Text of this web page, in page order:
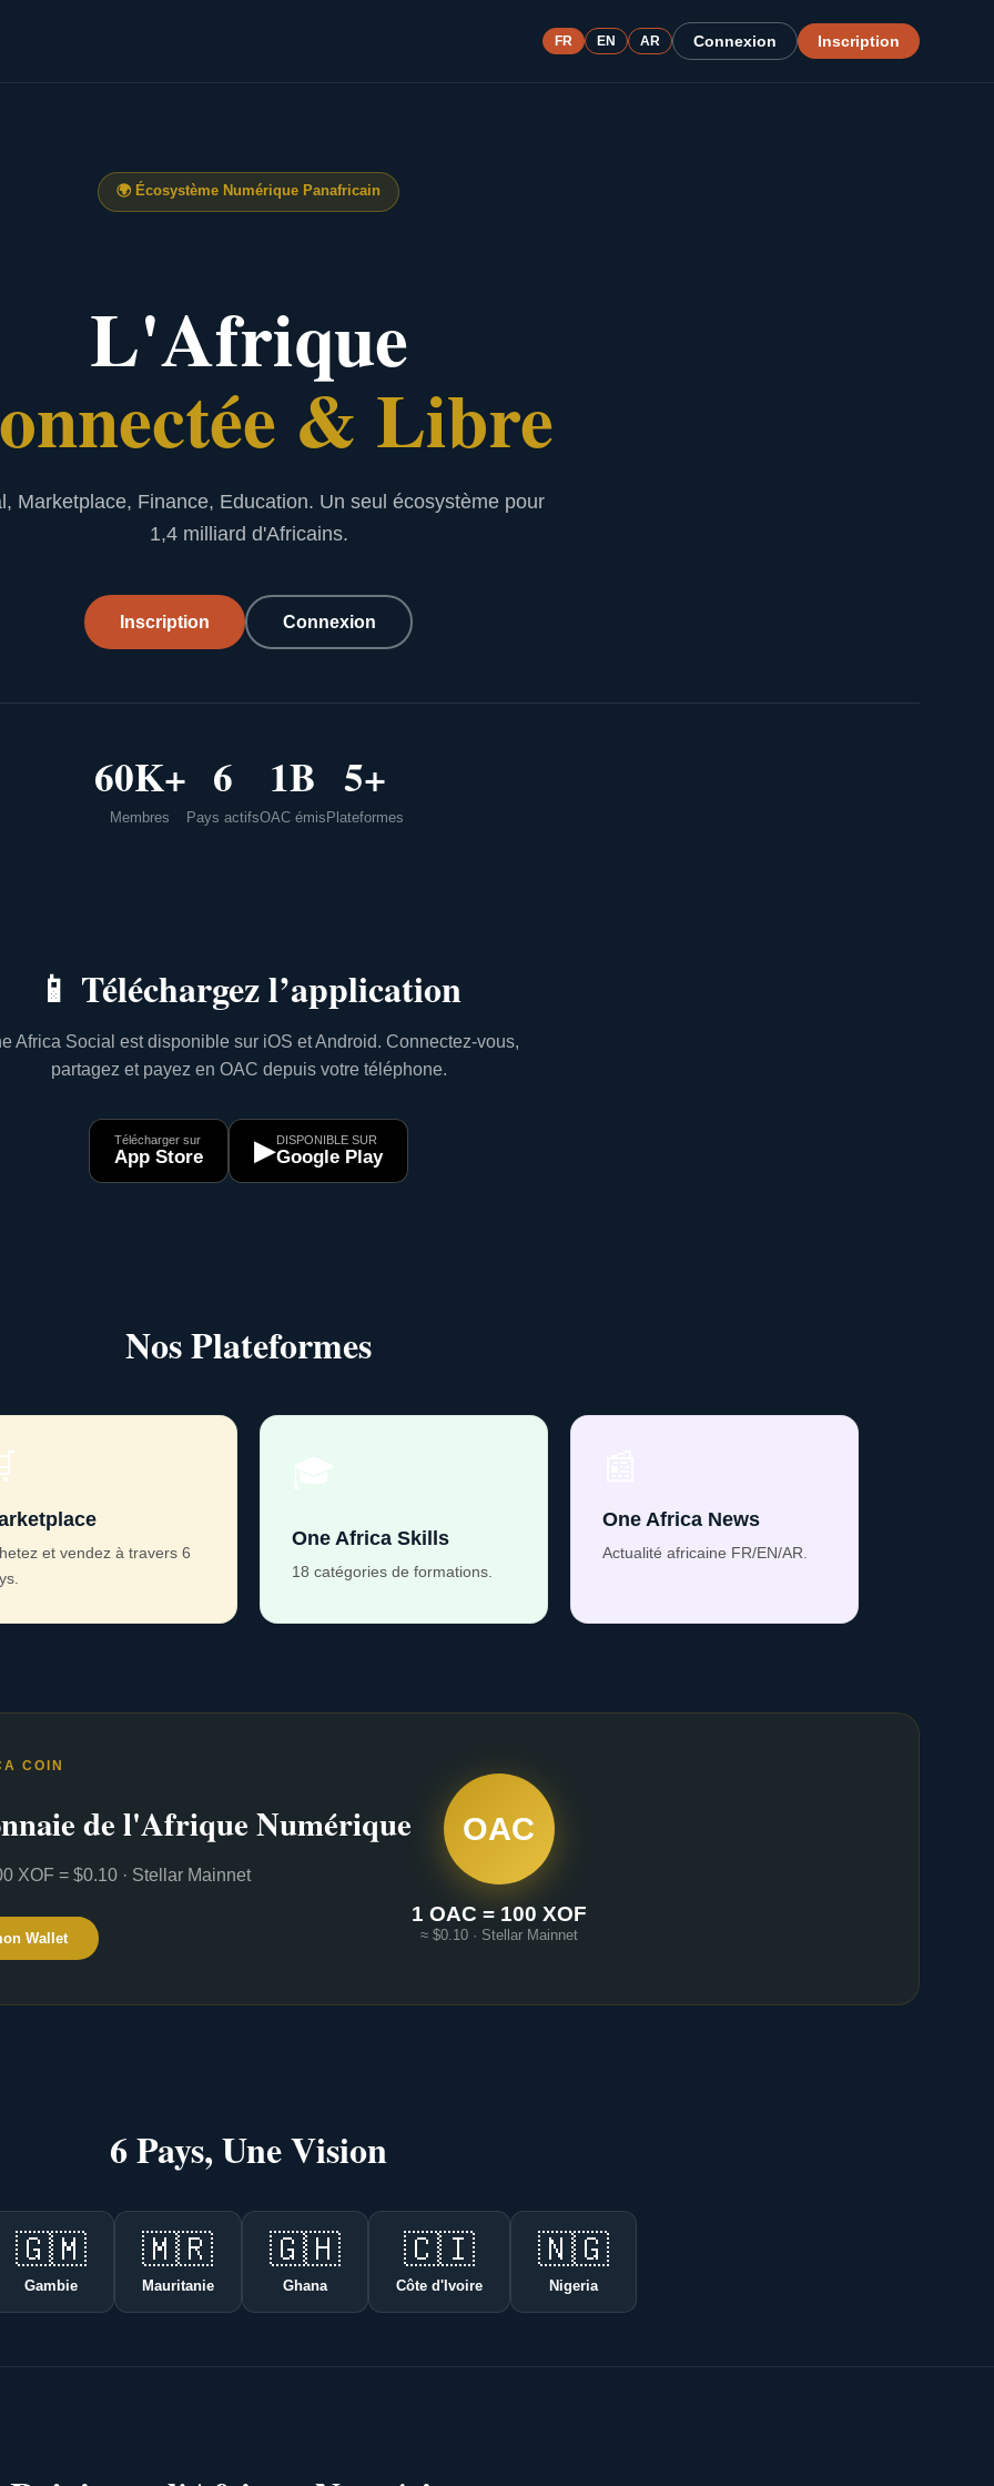
FR EN AR Connexion Inscription
🌍 Écosystème Numérique Panafricain
L'Afrique
& Libre
Marketplace, Finance, Education. Un seul écosystème pour
1,4 milliard d'Africains.
Inscription Connexion
60K+
Membres
6
Pays actifs
1B
OAC émis
5+
Plateformes
📱 Téléchargez l’application
Africa Social est disponible sur iOS et Android. Connectez-vous,
partagez et payez en OAC depuis votre téléphone.
Télécharger sur
App Store ▶DISPONIBLE SUR
Google Play
Nos Plateformes
et vendez à travers 6
One Africa Skills
18 catégories de formations.
One Africa News
Actualité africaine FR/EN/AR.
COIN
de l'Afrique Numérique
XOF = $0.10 · Stellar Mainnet
Wallet
OAC
1 OAC = 100 XOF
≈ $0.10 · Stellar Mainnet
6 Pays, Une Vision
🇬🇲
Gambie
🇲🇷
Mauritanie
🇬🇭
Ghana
🇨🇮
Côte d'Ivoire
🇳🇬
Nigeria